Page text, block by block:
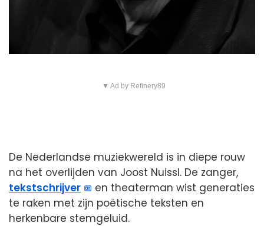
▼ Ad by Refinery89
De Nederlandse muziekwereld is in diepe rouw
na het overlijden van Joost Nuissl. De zanger,
tekstschrijver
en theaterman wist generaties
te raken met zijn poëtische teksten en
herkenbare stemgeluid.